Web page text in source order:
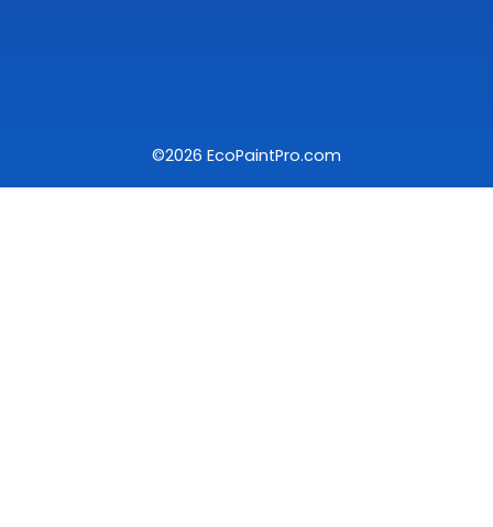
©2026 EcoPaintPro.com